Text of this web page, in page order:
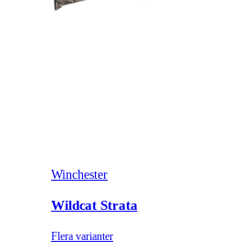
Winchester
Wildcat Strata
Flera varianter